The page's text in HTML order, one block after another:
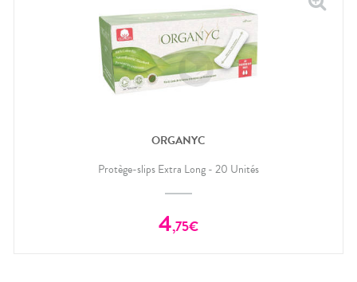
ORGANYC
Protège-slips Extra Long - 20 Unités
4,75€